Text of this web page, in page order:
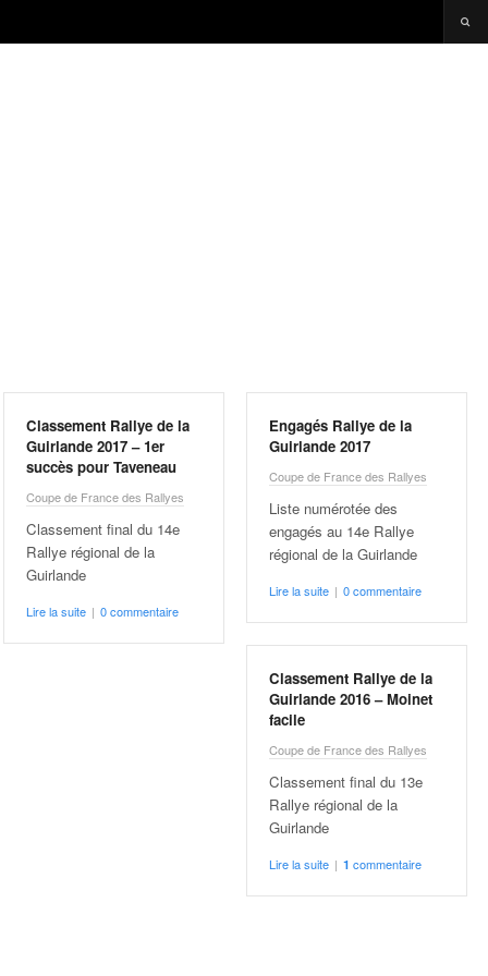
Classement Rallye de la
Guirlande 2017 – 1er
succès pour Taveneau
Coupe de France des Rallyes
Classement final du 14e
Rallye régional de la
Guirlande
Lire la suite | 0 commentaire
Engagés Rallye de la
Guirlande 2017
Coupe de France des Rallyes
Liste numérotée des
engagés au 14e Rallye
régional de la Guirlande
Lire la suite | 0 commentaire
Classement Rallye de la
Guirlande 2016 – Moinet
facile
Coupe de France des Rallyes
Classement final du 13e
Rallye régional de la
Guirlande
Lire la suite | 1 commentaire